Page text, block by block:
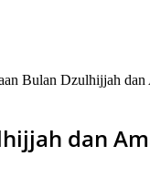
Bulan Dzulhijjah dan
dan